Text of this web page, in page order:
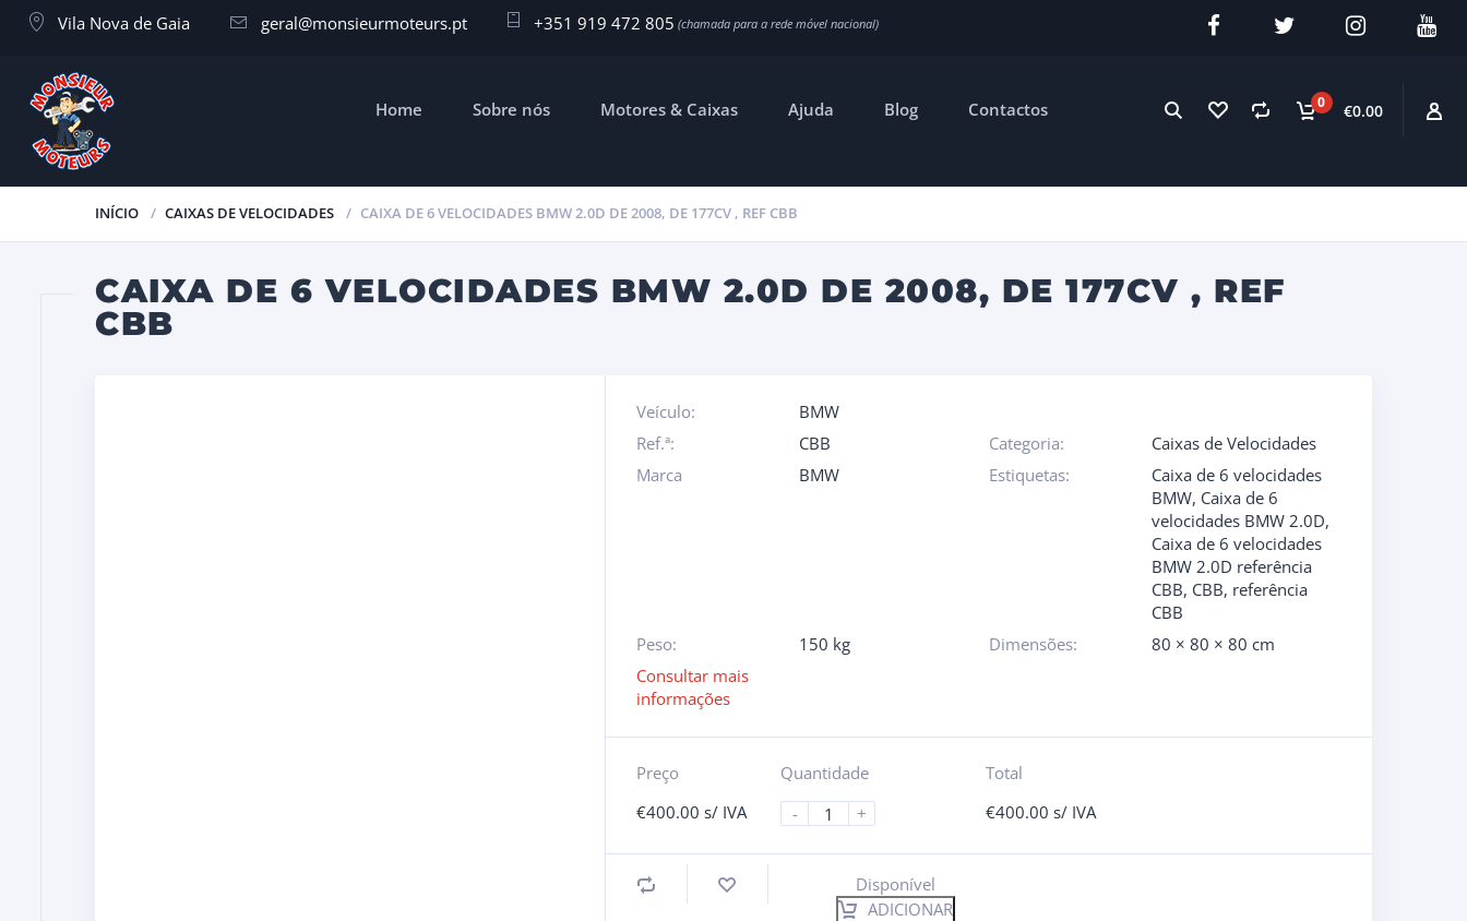
Vila Nova de Gaia geral@monsieurmoteurs.pt +351 919 472 805
0 €0.00
Home Sobre nós Motores & Caixas Ajuda Blog Contactos
INÍCIO CAIXAS DE VELOCIDADES CAIXA DE 6 VELOCIDADES BMW 2.0D DE 2008, DE 177CV , REF CBB
CAIXA DE 6 VELOCIDADES BMW 2.0D DE 2008, DE 177CV , REF
CBB
Veículo:
BMW
Ref.ª:
CBB Categoria:
Caixas de Velocidades
Marca
BMW Estiquetas:
Caixa de 6 velocidades
BMW, Caixa de 6
velocidades BMW 2.0D,
Caixa de 6 velocidades
BMW 2.0D referência
CBB, CBB, referência
CBB
Peso:
150 kg Dimensões:
80 × 80 × 80 cm
Consultar mais
informações
Preço
€400.00 s/ IVA
Quantidade
-
+
Total
€400.00 s/ IVA
Disponível
ADICIONAR